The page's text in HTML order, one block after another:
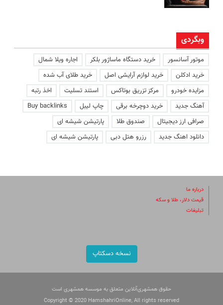
وبگردی
موتور آسانسور خرید دستگاه ماساژور بلکر
اجاره ویلا شمال
خرید ادکلن
خرید لوازم آرایشی اصل
خرید طلای آب شده
مزایده خودرو
مرکز تزریق بوتاکس استند تسلیت
اخذ رتبه
آهنگ جدید
خرید دوچرخه برقی چاپ لیبل
Buy backlinks
صرافی ارز دیجیتال
صندوق طلا
پارتیشن شیشه ای
دانلود اهنگ جدید
رزرو هتل دبی پارتیشن شیشه ای
درباره ما
قیمت دلار، طلا و سکه
تبلیغات
نسخه دسکتاپ
حقوق همشهری‌آنلاین متعلق به موسسه همشهری است
Copyright © 2020 HamshahriOnline, All rights reserved